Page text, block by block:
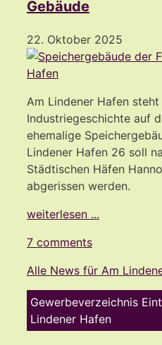
Gebäude
22. Oktober 2025
Am Lindener Hafen
Industriegeschichte auf
ehemalige
Lindener Hafen 26 soll
Städtischen Häfen
abgerissen werden.
weiterlesen ...
7 comments
Alle News für Am
Gewerbeverzeichnis
Lindener Hafen